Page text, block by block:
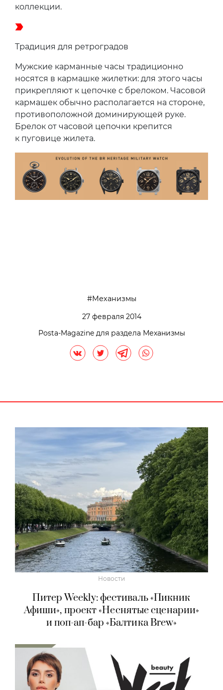
коллекции.
Традиция для ретроградов
Мужские карманные часы традиционно
носятся в кармашке жилетки: для этого часы
прикрепляют к цепочке с брелоком. Часовой
кармашек обычно располагается на стороне,
противоположной доминирующей руке.
Брелок от часовой цепочки крепится
к пуговице жилета.
Механизмы
27 февраля 2014
Posta-Magazine для раздела Механизмы
Новости
Питер Weekly: фестиваль «Пикник
Афиши», проект «Неснятые сценарии»
и поп-ап-бар «Балтика Brew»